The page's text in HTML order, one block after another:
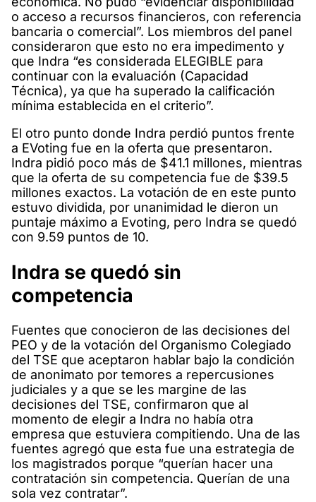
o acceso a recursos financieros, con referencia
bancaria o comercial”. Los miembros del panel
consideraron que esto no era impedimento y
que Indra “es considerada ELEGIBLE para
continuar con la evaluación (Capacidad
Técnica), ya que ha superado la calificación
mínima establecida en el criterio”.
El otro punto donde Indra perdió puntos frente
a EVoting fue en la oferta que presentaron.
Indra pidió poco más de $41.1 millones, mientras
que la oferta de su competencia fue de $39.5
millones exactos. La votación de en este punto
estuvo dividida, por unanimidad le dieron un
puntaje máximo a Evoting, pero Indra se quedó
con 9.59 puntos de 10.
Indra se quedó sin
competencia
Fuentes que conocieron de las decisiones del
PEO y de la votación del Organismo Colegiado
del TSE que aceptaron hablar bajo la condición
de anonimato por temores a repercusiones
judiciales y a que se les margine de las
decisiones del TSE, confirmaron que al
momento de elegir a Indra no había otra
empresa que estuviera compitiendo. Una de las
fuentes agregó que esta fue una estrategia de
los magistrados porque “querían hacer una
contratación sin competencia. Querían de una
sola vez contratar”.